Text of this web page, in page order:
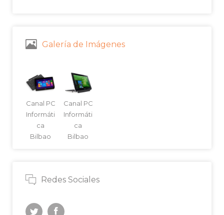
Galería de Imágenes
Canal PC
Informáti
ca
Bilbao
Canal PC
Informáti
ca
Bilbao
Redes Sociales